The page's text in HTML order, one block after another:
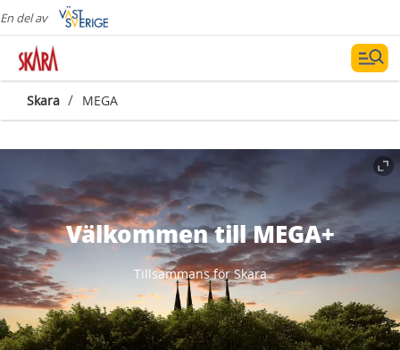
En del av
Skara / MEGA
Välkommen till MEGA+
Tillsammans för Skara